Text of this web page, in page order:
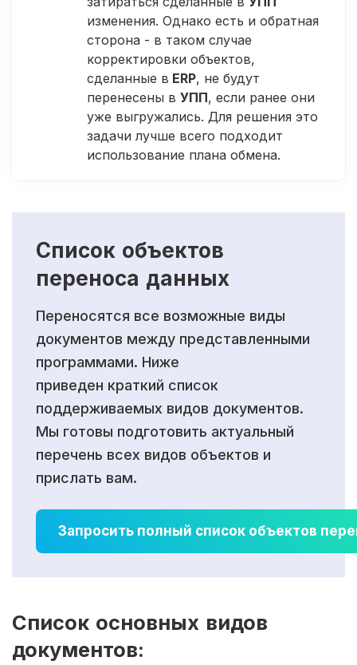
изменения. Однако есть и обратная
сторона - в таком случае
корректировки объектов,
сделанные в ERP, не будут
перенесены в УПП, если ранее они
уже выгружались. Для решения это
задачи лучше всего подходит
использование плана обмена.
Список объектов
переноса данных
Переносятся все возможные виды
документов между представленными
программами. Ниже
приведен краткий список
поддерживаемых видов документов.
Мы готовы подготовить актуальный
перечень всех видов объектов и
прислать вам.
Запросить полный список объектов
Список основных видов
документов: